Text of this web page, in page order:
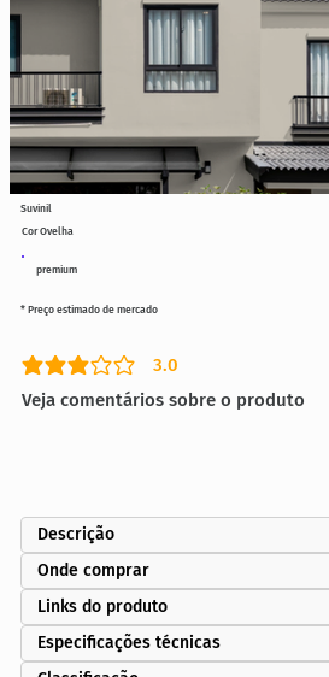
premium
Cor Ovelha
3.0
classificação média é 3 de 5
Veja comentários sobre o produto
* Preço estimado de mercado
Suvinil
Descrição
Onde comprar
Links do produto
Especificações técnicas